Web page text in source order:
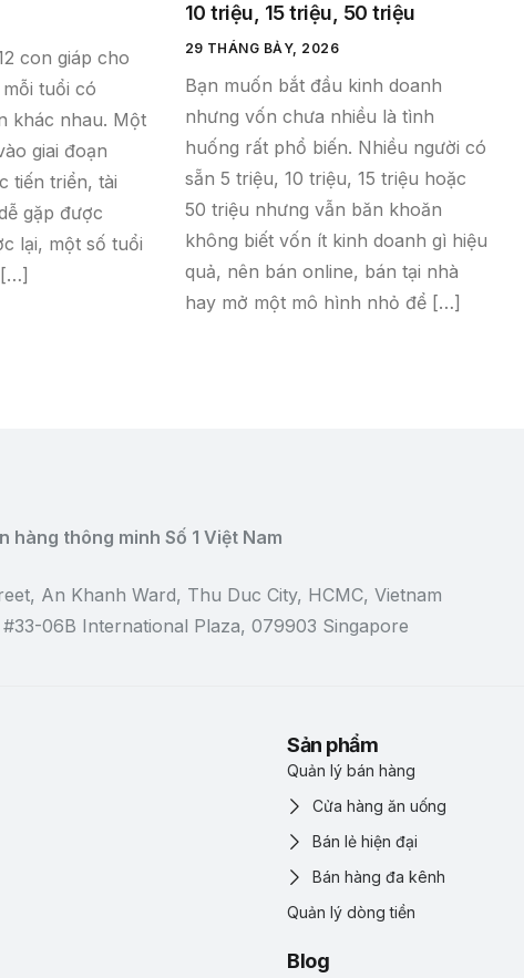
con giáp cho
tuổi có
khác nhau. Một
giai đoạn
tiến triển, tài
gặp được
lại, một số tuổi
10 triệu, 15 triệu, 50 triệu
29 THÁNG BẢY, 2026
Bạn muốn bắt đầu kinh doanh
nhưng vốn chưa nhiều là tình
huống rất phổ biến. Nhiều người có
sẵn 5 triệu, 10 triệu, 15 triệu hoặc
50 triệu nhưng vẫn băn khoăn
không biết vốn ít kinh doanh gì hiệu
quả, nên bán online, bán tại nhà
hay mở một mô hình nhỏ để […]
hàng thông minh Số 1 Việt Nam
An Khanh Ward, Thu Duc City, HCMC, Vietnam
06B International Plaza, 079903 Singapore
Sản phẩm
Quản lý bán hàng
Cửa hàng ăn uống
Bán lẻ hiện đại
Bán hàng đa kênh
Quản lý dòng tiền
Blog